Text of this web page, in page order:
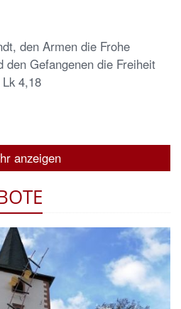
den Armen die Frohe
den Gefangenen die Freiheit
4,18
anzeigen